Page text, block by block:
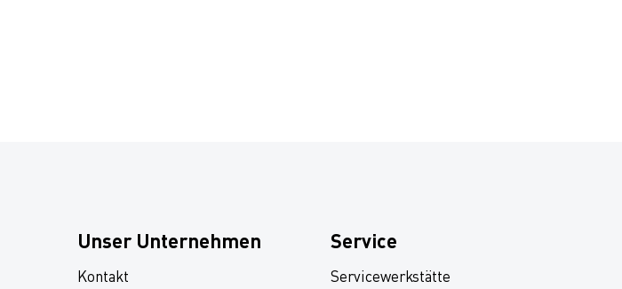
Unser Unternehmen
Kontakt
Service
Servicewerkstätte